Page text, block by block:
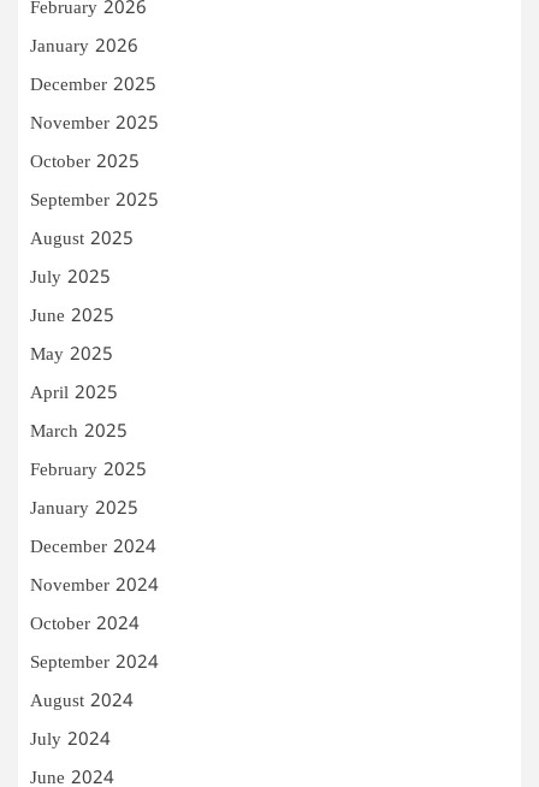
February 2026
January 2026
December 2025
November 2025
October 2025
September 2025
August 2025
July 2025
June 2025
May 2025
April 2025
March 2025
February 2025
January 2025
December 2024
November 2024
October 2024
September 2024
August 2024
July 2024
June 2024